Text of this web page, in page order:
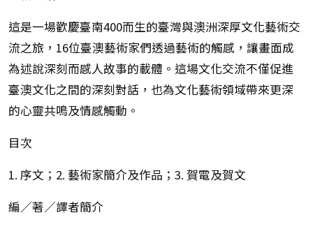
這是一場歡慶臺南400而生的臺灣與澳洲深厚文化藝術交
流之旅，16位臺澳藝術家們透過藝術的觸感，讓畫面成
為述說深刻而感人故事的載體。這場文化交流不僅促進
臺澳文化之間的深刻對話，也為文化藝術領域帶來更深
的心靈共鳴及情感觸動。
目次
1. 序文；2. 藝術家簡介及作品；3. 賀電及賀文
編／著／譯者簡介